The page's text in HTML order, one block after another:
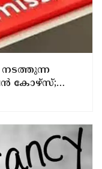
നടത്തുന്ന
കോഴ്‌സ്;